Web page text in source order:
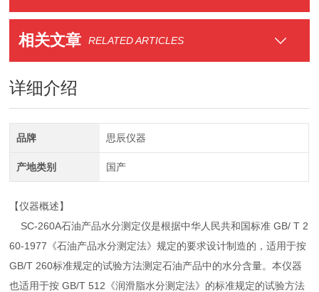
相关文章 RELATED ARTICLES
详细介绍
品牌 思辰仪器
产地类别 国产
【仪器概述】
SC-260A石油产品水分测定仪是根据中华人民共和国标准 GB/ T 2
60-1977《石油产品水分测定法》规定的要求设计制造的，适用于按
GB/T 260标准规定的试验方法测定石油产品中的水分含量。本仪器
也适用于按 GB/T 512《润滑脂水分测定法》的标准规定的试验方法